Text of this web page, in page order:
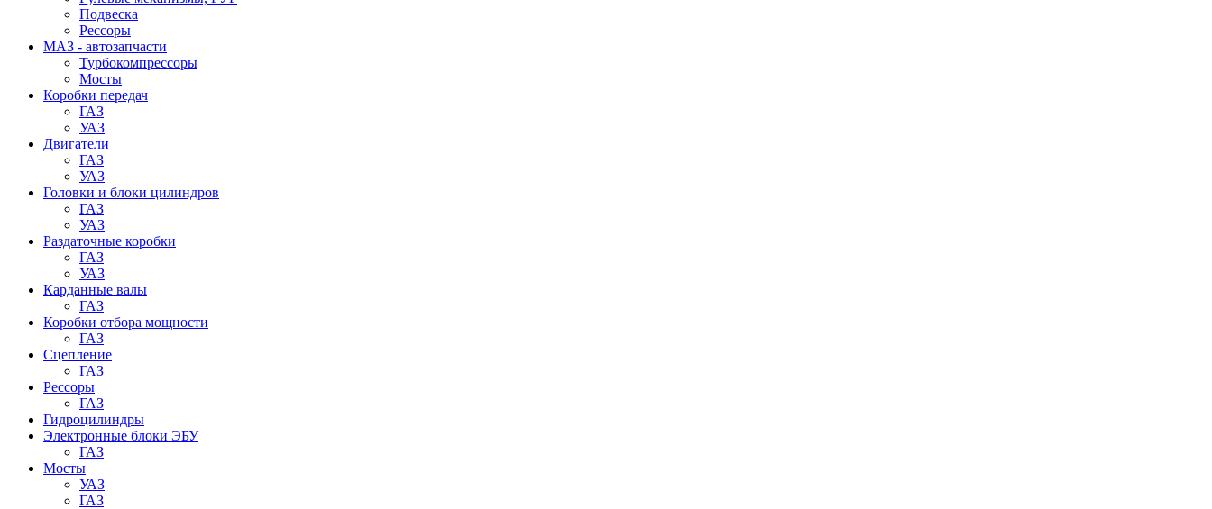
Подвеска
Рессоры
МАЗ - автозапчасти
Турбокомпрессоры
Мосты
Коробки передач
ГАЗ
УАЗ
Двигатели
ГАЗ
УАЗ
Головки и блоки цилиндров
ГАЗ
УАЗ
Раздаточные коробки
ГАЗ
УАЗ
Карданные валы
ГАЗ
Коробки отбора мощности
ГАЗ
Сцепление
ГАЗ
Рессоры
ГАЗ
Гидроцилиндры
Электронные блоки ЭБУ
ГАЗ
Мосты
УАЗ
ГАЗ